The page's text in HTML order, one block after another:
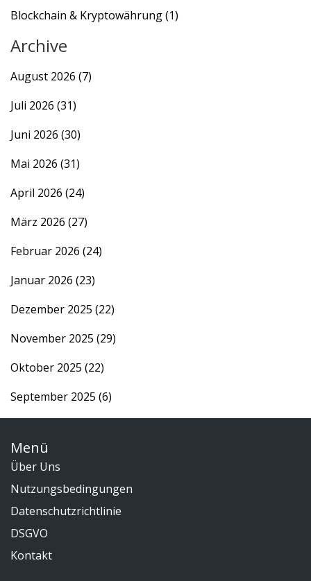
Blockchain & Kryptowährung(1)
Archive
August 2026 (7)
Juli 2026 (31)
Juni 2026 (30)
Mai 2026 (31)
April 2026 (24)
März 2026 (27)
Februar 2026 (24)
Januar 2026 (23)
Dezember 2025 (22)
November 2025 (29)
Oktober 2025 (22)
September 2025 (6)
Menü
Über Uns
Nutzungsbedingungen
Datenschutzrichtlinie
DSGVO
Kontakt